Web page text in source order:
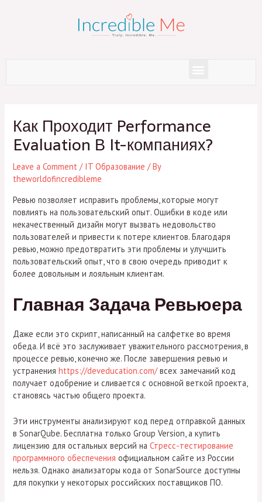
Menu
Как Проходит Performance
Evaluation В It-компаниях?
Leave a Comment / IT Образование / By
theworldofincredibleme
Ревью позволяет исправить проблемы, которые могут
повлиять на пользовательский опыт. Ошибки в коде или
некачественный дизайн могут вызвать недовольство
пользователей и привести к потере клиентов. Благодаря
ревью, можно предотвратить эти проблемы и улучшить
пользовательский опыт, что в свою очередь приводит к
более довольным и лояльным клиентам.
Главная Задача Ревьюера
Даже если это скрипт, написанный на салфетке во время
обеда. И всё это заслуживает уважительного рассмотрения, в
процессе ревью, конечно же. После завершения ревью и
устраненияhttps://deveducation.com/всех замечаний код
получает одобрение и сливается с основной веткой проекта,
становясь частью общего проекта.
Эти инструменты анализируют код перед отправкой данных
в SonarQube. Бесплатна только Group Version, а купить
лицензию для остальных версий наСтресс-тестирование
программного обеспечения официальном сайте из России
нельзя. Однако анализаторы кода от SonarSource доступны
для покупки у некоторых российских поставщиков ПО.